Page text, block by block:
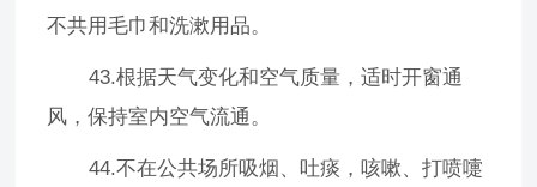
不共用毛巾和洗漱用品。
43.根据天气变化和空气质量，适时开窗通
风，保持室内空气流通。
44.不在公共场所吸烟、吐痰，咳嗽、打喷嚏